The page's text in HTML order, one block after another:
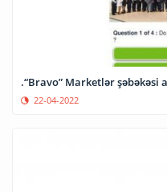
.“Bravo” Marketlər
22-04-2022